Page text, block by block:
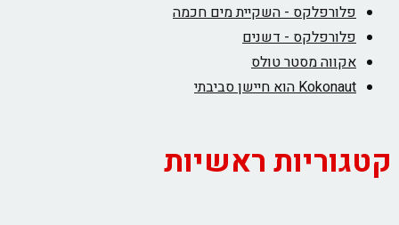
פלורפלקס - השקיית מים חכמה
פלורפלקס - דשנים
אקווה מסטר טולס
Kokonaut הוא חיישן סביבתי
קטגוריות ראשיות